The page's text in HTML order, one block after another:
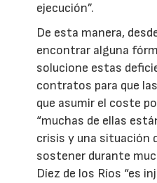
ejecución”.
De esta manera,
encontrar alguna
solucione estas
contratos para que
que asumir el coste
“muchas de ellas
crisis y una situación
sostener durante
Díez de los Ríos “es